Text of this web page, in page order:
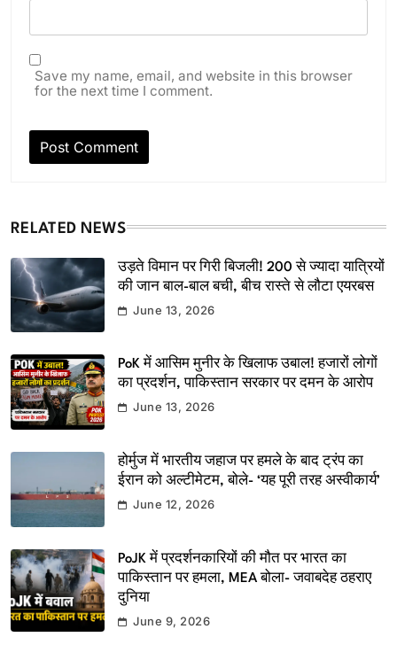
Save my name, email, and website in this browser
for the next time I comment.
RELATED NEWS
उड़ते विमान पर गिरी बिजली! 200 से ज्यादा यात्रियों
की जान बाल-बाल बची, बीच रास्ते से लौटा एयरबस
June 13, 2026
PoK में आसिम मुनीर के खिलाफ उबाल! हजारों लोगों
का प्रदर्शन, पाकिस्तान सरकार पर दमन के आरोप
June 13, 2026
होर्मुज में भारतीय जहाज पर हमले के बाद ट्रंप का
ईरान को अल्टीमेटम, बोले- ‘यह पूरी तरह अस्वीकार्य’
June 12, 2026
PoJK में प्रदर्शनकारियों की मौत पर भारत का
पाकिस्तान पर हमला, MEA बोला- जवाबदेह ठहराए
दुनिया
June 9, 2026